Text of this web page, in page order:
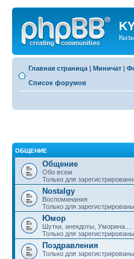
Главная страница | Миничат |
Список форумов
ОБЩЕНИЕ
Общение
Обо всем
Только для
Nostalgy
Воспоминания
Только для
Юмор
Шутки, анекдоты, Уморина....
Только для
Поздравления
Только для